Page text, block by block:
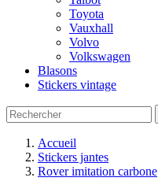
Toyota
Vauxhall
Volvo
Volkswagen
Blasons
Stickers vintage
Accueil
Stickers jantes
Rover imitation carbone